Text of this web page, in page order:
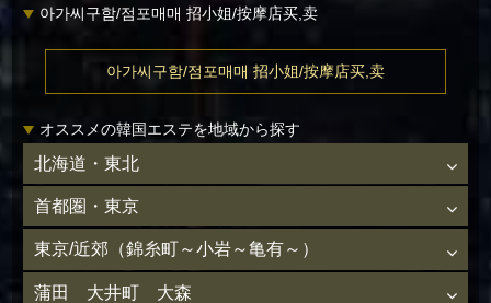
아가씨구함/점포매매 招小姐/按摩店买,卖
아가씨구함/점포매매 招小姐/按摩店买,卖
オススメの韓国エステを地域から探す
北海道・東北
首都圏・東京
東京/近郊（錦糸町～小岩～亀有～）
蒲田 大井町 大森